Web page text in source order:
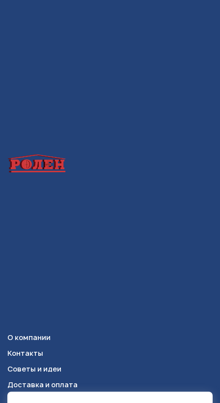
О компании
Контакты
Советы и идеи
Доставка и оплата